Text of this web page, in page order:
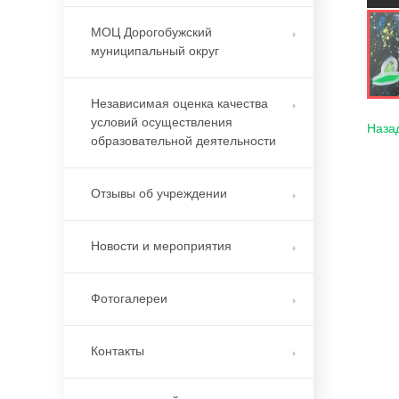
МОЦ Дорогобужский
муниципальный округ
Независимая оценка качества
условий осуществления
образовательной деятельности
Отзывы об учреждении
Новости и мероприятия
Фотогалереи
Контакты